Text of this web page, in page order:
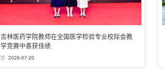
吉林医药学院教师在全国医学检验专业校际会教
学竞赛中喜获佳绩
2026-07-20